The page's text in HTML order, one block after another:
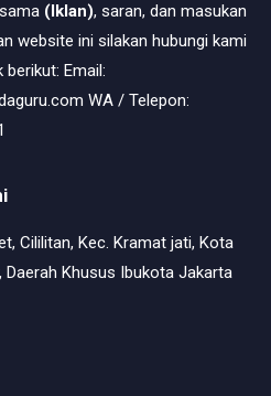
(Iklan), saran, dan masukan
website ini silakan hubungi kami
Email:
WA / Telepon:
Cililitan, Kec. Kramat jati, Kota
Daerah Khusus Ibukota Jakarta